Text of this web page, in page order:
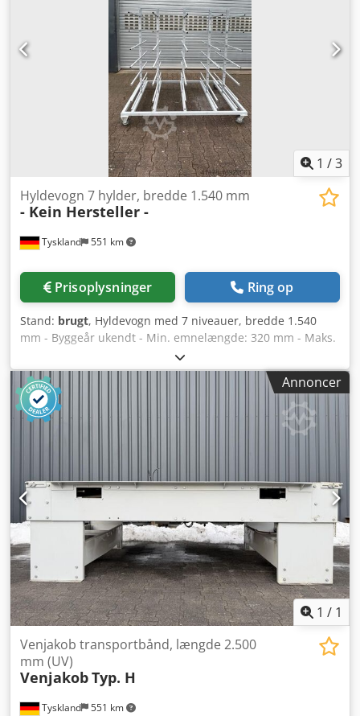
1 /3
Tyskland 551 km
Hyldevogn 7 hylder, bredde 1.540 mm
- Kein Hersteller -
Prisoplysninger Ring op
Stand: brugt, Hyldevogn med 7 niveauer, bredde 1.540
mm - Byggeår ukendt - Min. emnelængde: 320 mm - Maks.
emnehøjde: ca. 210 mm - Antal niveauer: 7 stk. -
Etageafstand: 100 mm - Indsætningsdybde pr. niveau: 650
mm Chodpfxewbtvzo Alfja - Opstands-stolper: 300-450-
450-300 mm, 5 stk. - Totalhøjde: 1.740 mm - Totalbredde:
1.540 mm
Annoncer
1 / 1
Tyskland 551 km
Venjakob transportbånd, længde 2.500
mm (UV)
VenjakobTyp. H